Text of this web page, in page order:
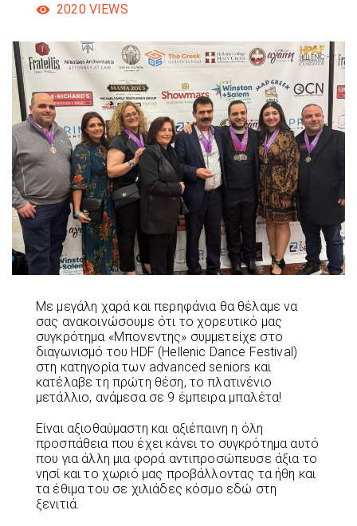
2020 VIEWS
Με μεγάλη χαρά και περηφάνια θα θέλαμε να
σας ανακοινώσουμε ότι το χορευτικό μας
συγκρότημα «Μπονεντης» συμμετείχε στο
διαγωνισμό του HDF (Hellenic Dance Festival)
στη κατηγορία των advanced seniors και
κατέλαβε τη πρώτη θέση, το πλατινένιο
μετάλλιο, ανάμεσα σε 9 έμπειρα μπαλέτα!
Είναι αξιοθαύμαστη και αξιέπαινη η όλη
προσπάθεια που έχει κάνει το συγκρότημα αυτό
που για άλλη μια φορά αντιπροσώπευσε άξια το
νησί και το χωριό μας προβάλλοντας τα ήθη και
τα έθιμα του σε χιλιάδες κόσμο εδώ στη
ξενιτιά.